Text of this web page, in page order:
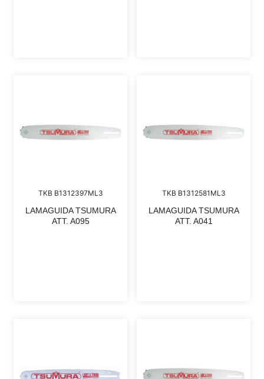
TKB B1312397ML3
LAMAGUIDA TSUMURA
ATT. A095
TKB B1312581ML3
LAMAGUIDA TSUMURA
ATT. A041